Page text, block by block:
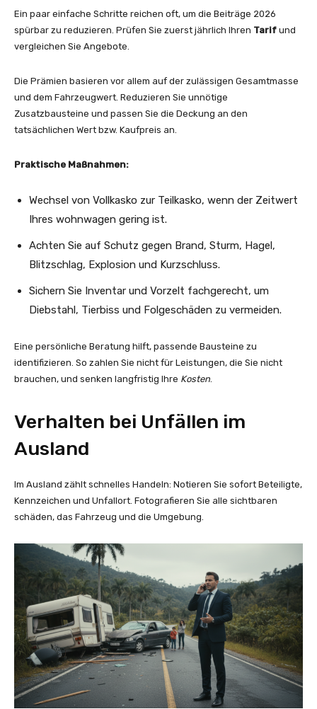
Ein paar einfache Schritte reichen oft, um die Beiträge 2026
spürbar zu reduzieren. Prüfen Sie zuerst jährlich Ihren Tarif und
vergleichen Sie Angebote.
Die Prämien basieren vor allem auf der zulässigen Gesamtmasse
und dem Fahrzeugwert. Reduzieren Sie unnötige
Zusatzbausteine und passen Sie die Deckung an den
tatsächlichen Wert bzw. Kaufpreis an.
Praktische Maßnahmen:
Wechsel von Vollkasko zur Teilkasko, wenn der Zeitwert
Ihres wohnwagen gering ist.
Achten Sie auf Schutz gegen Brand, Sturm, Hagel,
Blitzschlag, Explosion und Kurzschluss.
Sichern Sie Inventar und Vorzelt fachgerecht, um
Diebstahl, Tierbiss und Folgeschäden zu vermeiden.
Eine persönliche Beratung hilft, passende Bausteine zu
identifizieren. So zahlen Sie nicht für Leistungen, die Sie nicht
brauchen, und senken langfristig Ihre Kosten.
Verhalten bei Unfällen im
Ausland
Im Ausland zählt schnelles Handeln: Notieren Sie sofort Beteiligte,
Kennzeichen und Unfallort. Fotografieren Sie alle sichtbaren
schäden, das Fahrzeug und die Umgebung.